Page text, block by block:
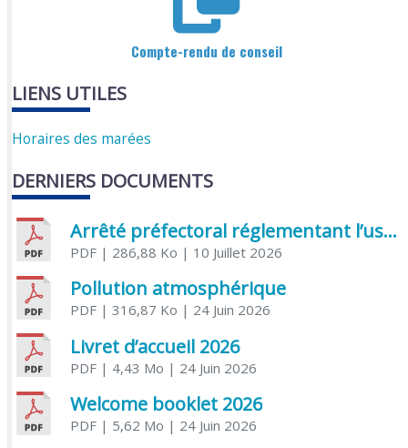
Compte-rendu de conseil
LIENS UTILES
Horaires des marées
DERNIERS DOCUMENTS
Arrêté préfectoral réglementant l’usage de l’eau
PDF| 286,88 Ko | 10 Juillet 2026
Pollution atmosphérique
PDF| 316,87 Ko | 24 Juin 2026
Livret d’accueil 2026
PDF| 4,43 Mo | 24 Juin 2026
Welcome booklet 2026
PDF| 5,62 Mo | 24 Juin 2026